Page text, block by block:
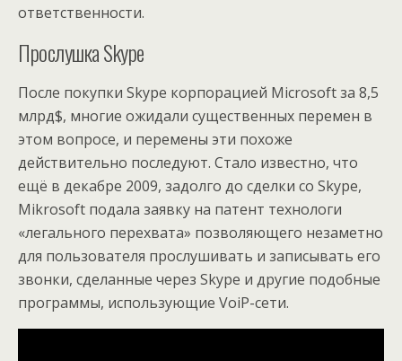
ответственности.
Прослушка Skype
После покупки Skype корпорацией Microsoft за 8,5
млрд$, многие ожидали существенных перемен в
этом вопросе, и перемены эти похоже
действительно последуют. Стало известно, что
ещё в декабре 2009, задолго до сделки со Skype,
Mikrosoft подала заявку на патент технологи
«легального перехвата» позволяющего незаметно
для пользователя прослушивать и записывать его
звонки, сделанные через Skype и другие подобные
программы, использующие VoiP-сети.